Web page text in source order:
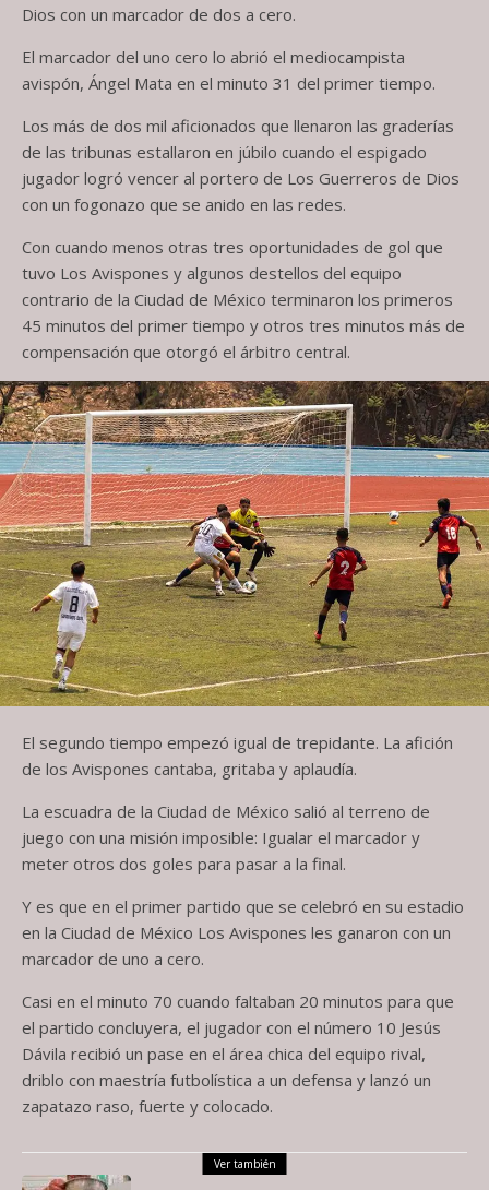
Dios con un marcador de dos a cero.
El marcador del uno cero lo abrió el mediocampista
avispón, Ángel Mata en el minuto 31 del primer tiempo.
Los más de dos mil aficionados que llenaron las graderías
de las tribunas estallaron en júbilo cuando el espigado
jugador logró vencer al portero de Los Guerreros de Dios
con un fogonazo que se anido en las redes.
Con cuando menos otras tres oportunidades de gol que
tuvo Los Avispones y algunos destellos del equipo
contrario de la Ciudad de México terminaron los primeros
45 minutos del primer tiempo y otros tres minutos más de
compensación que otorgó el árbitro central.
El segundo tiempo empezó igual de trepidante. La afición
de los Avispones cantaba, gritaba y aplaudía.
La escuadra de la Ciudad de México salió al terreno de
juego con una misión imposible: Igualar el marcador y
meter otros dos goles para pasar a la final.
Y es que en el primer partido que se celebró en su estadio
en la Ciudad de México Los Avispones les ganaron con un
marcador de uno a cero.
Casi en el minuto 70 cuando faltaban 20 minutos para que
el partido concluyera, el jugador con el número 10 Jesús
Dávila recibió un pase en el área chica del equipo rival,
driblo con maestría futbolística a un defensa y lanzó un
zapatazo raso, fuerte y colocado.
Ver también